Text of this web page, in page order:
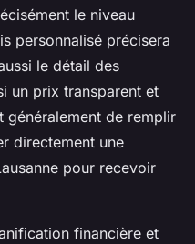
le niveau
personnalisé précisera
le détail des
un prix transparent et
généralement de remplir
directement une
pour recevoir
financière et